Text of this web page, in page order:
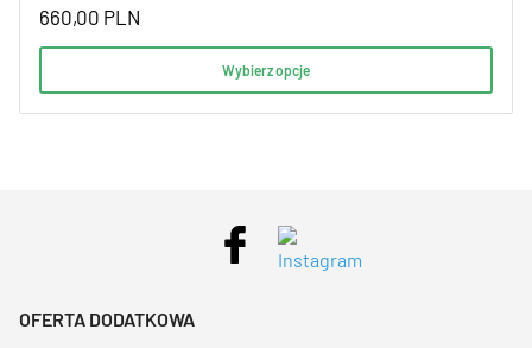
660,00 PLN
Wybierz opcje
OFERTA DODATKOWA